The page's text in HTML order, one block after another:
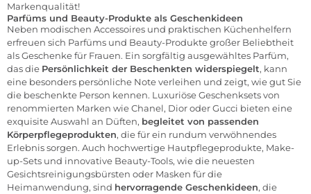
Markenqualität!
Parfüms und Beauty-Produkte als Geschenkideen
Neben modischen Accessoires und praktischen Küchenhelfern
erfreuen sich Parfüms und Beauty-Produkte großer Beliebtheit
als Geschenke für Frauen. Ein sorgfältig ausgewähltes Parfüm,
das die Persönlichkeit der Beschenkten widerspiegelt, kann
eine besonders persönliche Note verleihen und zeigt, wie gut Sie
die beschenkte Person kennen. Luxuriöse Geschenksets von
renommierten Marken wie Chanel, Dior oder Gucci bieten eine
exquisite Auswahl an Düften, begleitet von passenden
Körperpflegeprodukten, die für ein rundum verwöhnendes
Erlebnis sorgen. Auch hochwertige Hautpflegeprodukte, Make-
up-Sets und innovative Beauty-Tools, wie die neuesten
Gesichtsreinigungsbürsten oder Masken für die
Heimanwendung, sind hervorragende Geschenkideen, die